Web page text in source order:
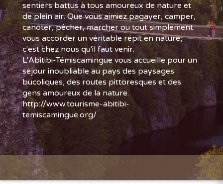
sentiers battus à tous amoureux de nature et
de plein air. Que vous aimiez pagayer, camper,
canoter, pêcher, marcher ou tout simplement
vous accorder un véritable répit en nature,
c'est chez nous qu'il faut venir.
L'Abitibi-Témiscamingue vous accueille pour un
séjour inoubliable au pays des paysages
bucoliques, des routes pittoresques et des
gens amoureux de la nature.
http://www.tourisme-abitibi-
temiscamingue.org/